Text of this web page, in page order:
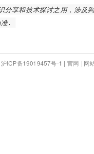
分享和技术探讨之用，涉及
准.
沪ICP备19019457号-1 | 官网 | 网